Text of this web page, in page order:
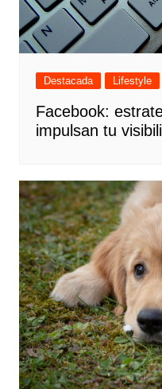
Destacada Lifestyle
Facebook:
impulsan tu